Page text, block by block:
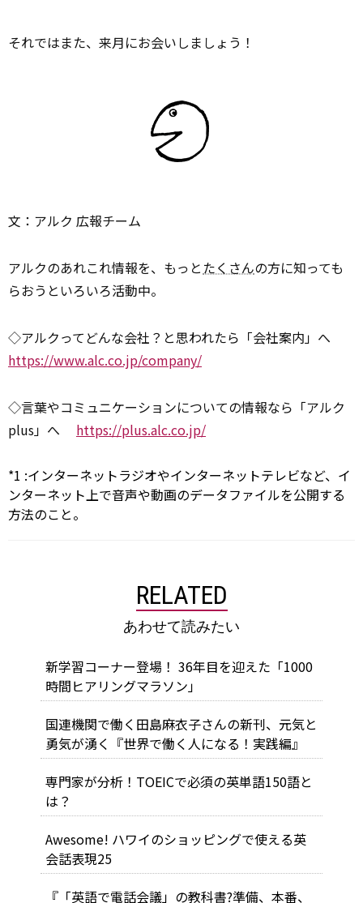
それではまた、来月にお会いしましょう！
文：アルク 広報チーム
アルクのあれこれ情報を、もっと たくさんの方に知っても
らおうといろいろ活動中。
◇アルクってどんな会社？と思われたら「会社案内」へ
https://www.alc.co.jp/company/
◇言葉やコミュニケーションについての情報なら「アルク
plus」へ https://plus.alc.co.jp/
*1 :インターネットラジオやインターネットテレビなど、イ
ンターネット上で音声や動画のデータファイルを公開する
方法のこと。
RELATED
あわせて読みたい
新学習コーナー登場！ 36年目を迎えた「1000
時間ヒアリングマラソン」
国連機関で働く田島麻衣子さんの新刊、元気と
勇気が湧く『世界で働く人になる！実践編』
専門家が分析！TOEICで必須の英単語150語と
は？
Awesome! ハワイのショッピングで使える英
会話表現25
『「英語で電話会議」の教科書?準備、本番、